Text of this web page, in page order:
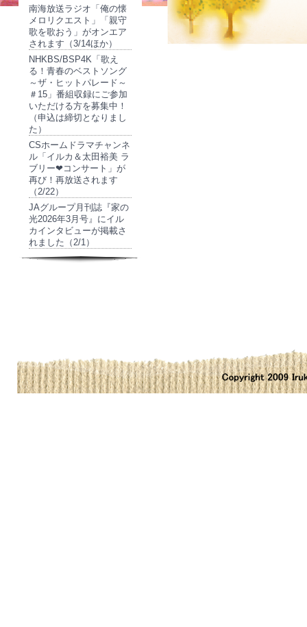
南海放送ラジオ「俺の懐
メロリクエスト」「親守
歌を歌おう」がオンエア
されます（3/14ほか）
NHKBS/BSP4K「歌え
る！青春のベストソング
～ザ・ヒットパレード～
＃15」番組収録にご参加
いただける方を募集中！
（申込は締切となりまし
た）
CSホームドラマチャンネ
ル「イルカ＆太田裕美 ラ
ブリー❤コンサート」が
再び！再放送されます
（2/22）
JAグループ月刊誌『家の
光2026年3月号』にイル
カインタビューが掲載さ
れました（2/1）